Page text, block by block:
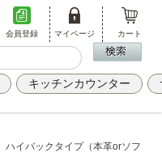
会員登録 マイページ カート
キッチンカウンター
イバックタイプ（本革orソフ